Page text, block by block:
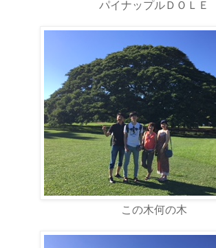
パイナップルＤＯＬＥ
この木何の木